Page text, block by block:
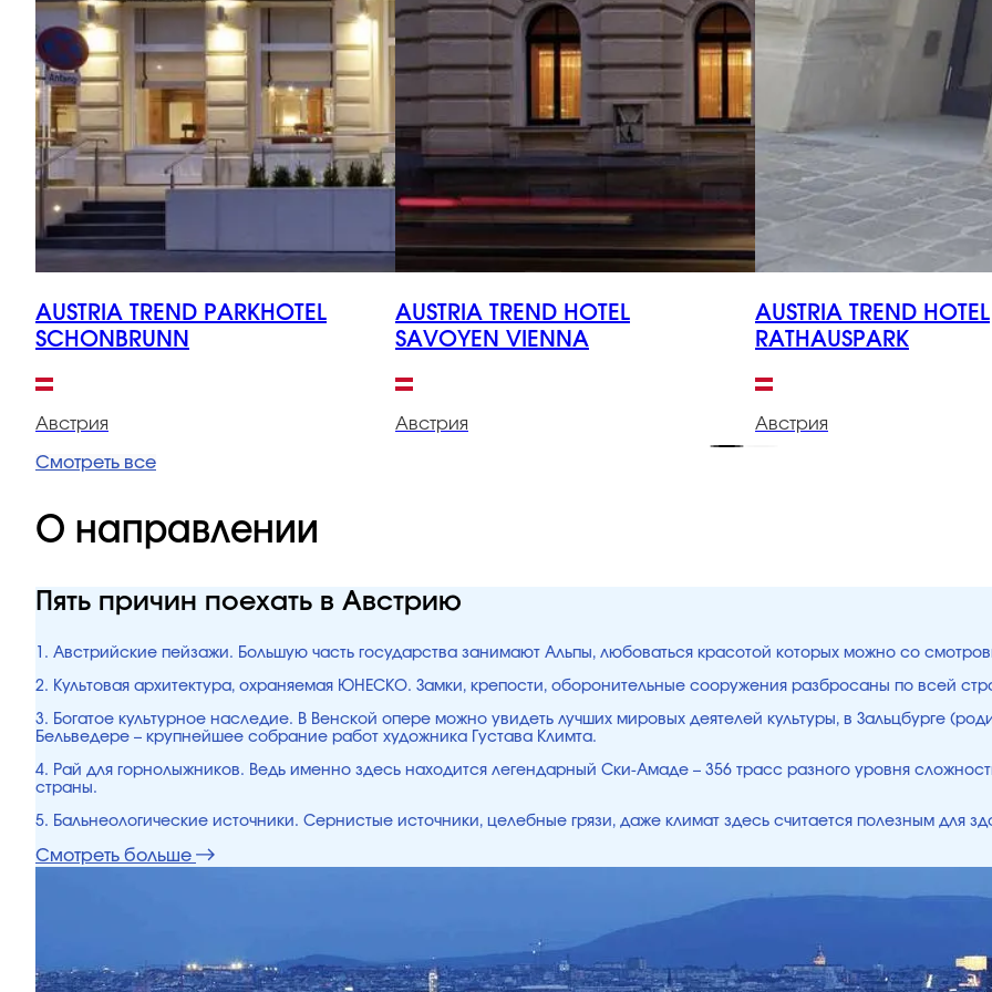
AUSTRIA TREND PARKHOTEL
SCHONBRUNN
Австрия
AUSTRIA TREND HOTEL
SAVOYEN VIENNA
Австрия
AUSTRIA TREND HOTEL
RATHAUSPARK
Австрия
Смотреть все
О направлении
Пять причин поехать в Австрию
1. Австрийские пейзажи. Большую часть государства занимают Альпы, любоваться красотой которых можно со
2. Культовая архитектура, охраняемая ЮНЕСКО. Замки, крепости, оборонительные сооружения разбросаны по всей
3. Богатое культурное наследие. В Венской опере можно увидеть лучших мировых деятелей культуры, в Зальцбурге
Бельведере – крупнейшее собрание работ художника Густава Климта.
4. Рай для горнолыжников. Ведь именно здесь находится легендарный Ски-Амаде – 356 трасс разного уровня
страны.
5. Бальнеологические источники. Сернистые источники, целебные грязи, даже климат здесь считается полезным для
Смотреть больше